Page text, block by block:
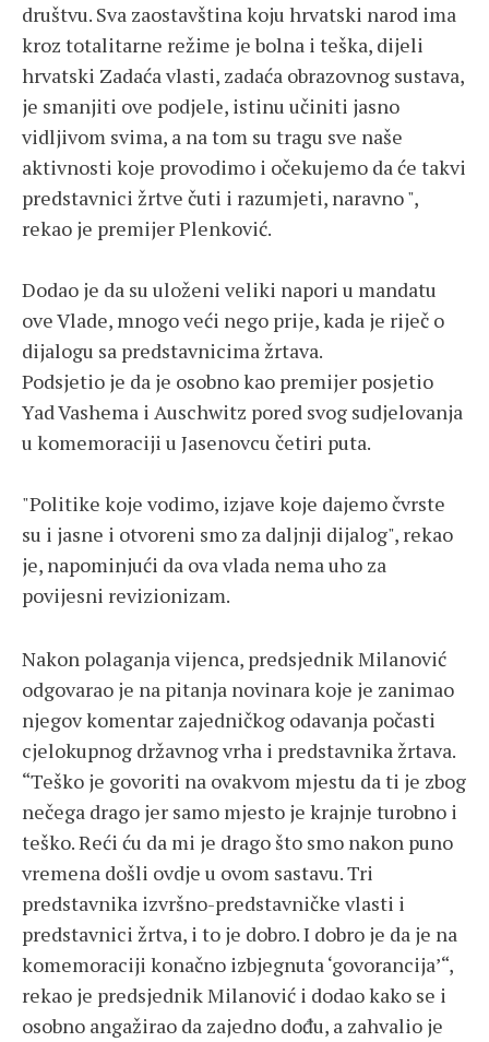
društvu. Sva zaostavština koju hrvatski narod ima
kroz totalitarne režime je bolna i teška, dijeli
hrvatski Zadaća vlasti, zadaća obrazovnog sustava,
je smanjiti ove podjele, istinu učiniti jasno
vidljivom svima, a na tom su tragu sve naše
aktivnosti koje provodimo i očekujemo da će takvi
predstavnici žrtve čuti i razumjeti, naravno ",
rekao je premijer Plenković.
Dodao je da su uloženi veliki napori u mandatu
ove Vlade, mnogo veći nego prije, kada je riječ o
dijalogu sa predstavnicima žrtava.
Podsjetio je da je osobno kao premijer posjetio
Yad Vashema i Auschwitz pored svog sudjelovanja
u komemoraciji u Jasenovcu četiri puta.
"Politike koje vodimo, izjave koje dajemo čvrste
su i jasne i otvoreni smo za daljnji dijalog", rekao
je, napominjući da ova vlada nema uho za
povijesni revizionizam.
Nakon polaganja vijenca, predsjednik Milanović
odgovarao je na pitanja novinara koje je zanimao
njegov komentar zajedničkog odavanja počasti
cjelokupnog državnog vrha i predstavnika žrtava.
“Teško je govoriti na ovakvom mjestu da ti je zbog
nečega drago jer samo mjesto je krajnje turobno i
teško. Reći ću da mi je drago što smo nakon puno
vremena došli ovdje u ovom sastavu. Tri
predstavnika izvršno-predstavničke vlasti i
predstavnici žrtva, i to je dobro. I dobro je da je na
komemoraciji konačno izbjegnuta ‘govorancija’“,
rekao je predsjednik Milanović i dodao kako se i
osobno angažirao da zajedno dođu, a zahvalio je